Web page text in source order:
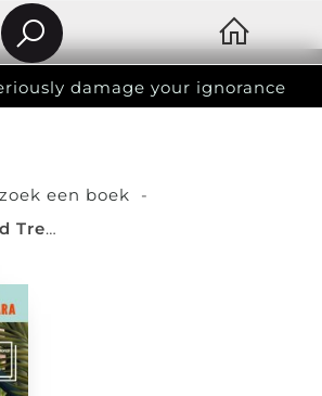
damage your ignorance
zoek een boek -
We Are Green and Trembling